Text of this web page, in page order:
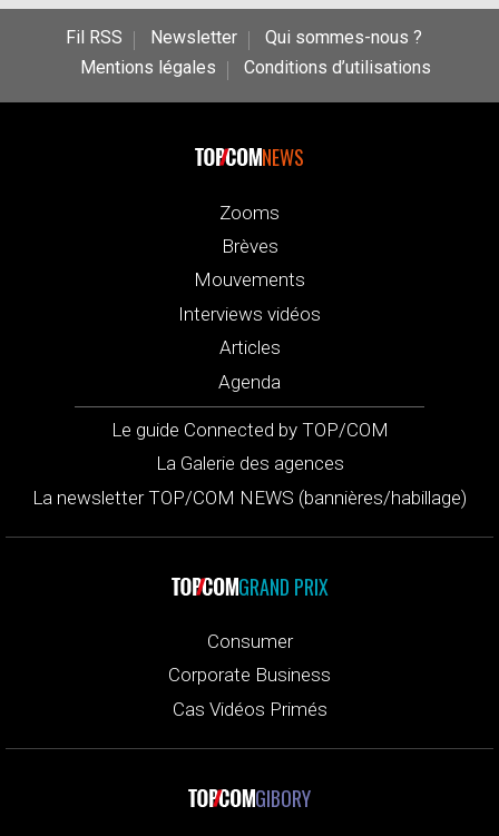
Fil RSS Newsletter
Qui sommes-nous ?
Mentions légales
Conditions d’utilisations
NEWS
Zooms
Brèves
Mouvements
Interviews vidéos
Articles
Agenda
Le guide Connected by TOP/COM
La Galerie des agences
La newsletter TOP/COM NEWS (bannières/habillage)
GRAND PRIX
Consumer
Corporate Business
Cas Vidéos Primés
GIBORY